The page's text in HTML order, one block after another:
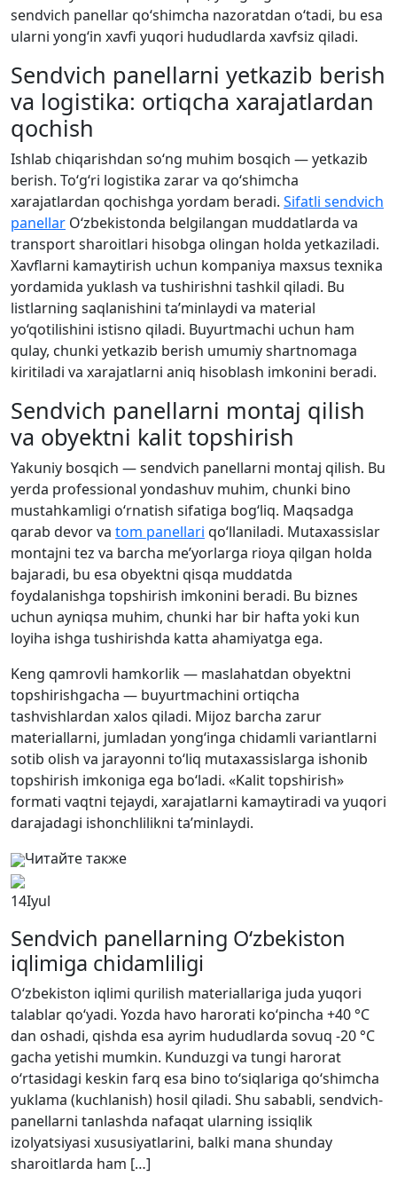
sendvich panellar qo‘shimcha nazoratdan o‘tadi, bu esa
ularni yong‘in xavfi yuqori hududlarda xavfsiz qiladi.
Sendvich panellarni yetkazib berish
va logistika: ortiqcha xarajatlardan
qochish
Ishlab chiqarishdan so‘ng muhim bosqich — yetkazib
berish. To‘g‘ri logistika zarar va qo‘shimcha
xarajatlardan qochishga yordam beradi. Sifatli sendvich
panellar O‘zbekistonda belgilangan muddatlarda va
transport sharoitlari hisobga olingan holda yetkaziladi.
Xavflarni kamaytirish uchun kompaniya maxsus texnika
yordamida yuklash va tushirishni tashkil qiladi. Bu
listlarning saqlanishini ta’minlaydi va material
yo‘qotilishini istisno qiladi. Buyurtmachi uchun ham
qulay, chunki yetkazib berish umumiy shartnomaga
kiritiladi va xarajatlarni aniq hisoblash imkonini beradi.
Sendvich panellarni montaj qilish
va obyektni kalit topshirish
Yakuniy bosqich — sendvich panellarni montaj qilish. Bu
yerda professional yondashuv muhim, chunki bino
mustahkamligi o‘rnatish sifatiga bog‘liq. Maqsadga
qarab devor va tom panellari qo‘llaniladi. Mutaxassislar
montajni tez va barcha me’yorlarga rioya qilgan holda
bajaradi, bu esa obyektni qisqa muddatda
foydalanishga topshirish imkonini beradi. Bu biznes
uchun ayniqsa muhim, chunki har bir hafta yoki kun
loyiha ishga tushirishda katta ahamiyatga ega.
Keng qamrovli hamkorlik — maslahatdan obyektni
topshirishgacha — buyurtmachini ortiqcha
tashvishlardan xalos qiladi. Mijoz barcha zarur
materiallarni, jumladan yong‘inga chidamli variantlarni
sotib olish va jarayonni to‘liq mutaxassislarga ishonib
topshirish imkoniga ega bo‘ladi. «Kalit topshirish»
formati vaqtni tejaydi, xarajatlarni kamaytiradi va yuqori
darajadagi ishonchlilikni ta’minlaydi.
Читайте также
14Iyul
Sendvich panellarning O‘zbekiston
iqlimiga chidamliligi
O‘zbekiston iqlimi qurilish materiallariga juda yuqori
talablar qo‘yadi. Yozda havo harorati ko‘pincha +40 °C
dan oshadi, qishda esa ayrim hududlarda sovuq -20 °C
gacha yetishi mumkin. Kunduzgi va tungi harorat
o‘rtasidagi keskin farq esa bino to‘siqlariga qo‘shimcha
yuklama (kuchlanish) hosil qiladi. Shu sababli, sendvich-
panellarni tanlashda nafaqat ularning issiqlik
izolyatsiyasi xususiyatlarini, balki mana shunday
sharoitlarda ham […]